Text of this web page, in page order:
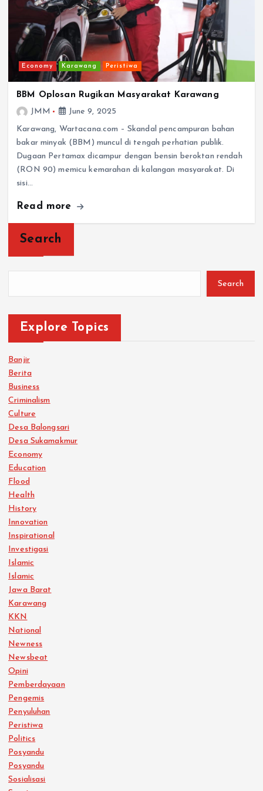
Economy Karawang Peristiwa
BBM Oplosan Rugikan Masyarakat Karawang
JMM
June 9, 2025
Karawang, Wartacana.com – Skandal pencampuran bahan
bakar minyak (BBM) muncul di tengah perhatian publik.
Dugaan Pertamax dicampur dengan bensin beroktan rendah
(RON 90) memicu kemarahan di kalangan masyarakat. Di
sisi…
Read more
Search
Search
Explore Topics
Banjir
Berita
Business
Criminalism
Culture
Desa Balongsari
Desa Sukamakmur
Economy
Education
Flood
Health
History
Innovation
Inspirational
Investigasi
Islamic
Islamic
Jawa Barat
Karawang
KKN
National
Newness
Newsbeat
Opini
Pemberdayaan
Pengemis
Penyuluhan
Peristiwa
Politics
Posyandu
Posyandu
Sosialisasi